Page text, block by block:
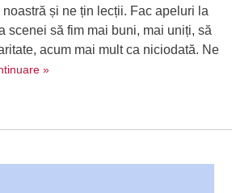
și ne țin lecții. Fac apeluri la
scenei să fim mai buni, mai uniți, să
acum mai mult ca niciodată. Ne
»